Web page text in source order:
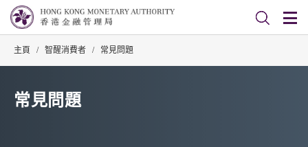
主頁 / 智醒消費者 / 常見問題
常見問題